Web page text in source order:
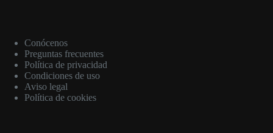
Conócenos
Preguntas frecuentes
Política de privacidad
Condiciones de uso
Aviso legal
Política de cookies